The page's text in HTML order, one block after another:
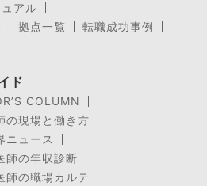
アル
拠点一覧
転職成功事例
ド
COLUMN
の現場と働き方
ニュース
師の年収診断
師の職場カルテ